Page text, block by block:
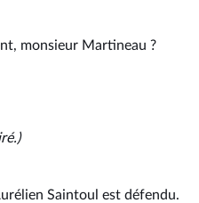
monsieur Martineau ?
Saintoul est défendu.